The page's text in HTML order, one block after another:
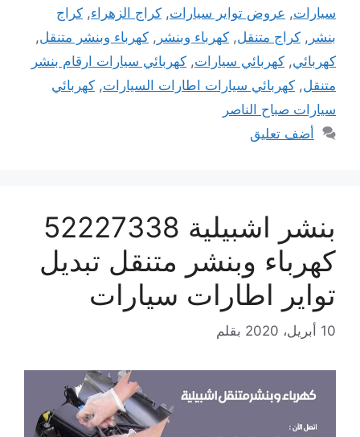
سيارات, عروض تواير سيارات, كراج الزهراء, كراج
بنشر , كراج متنقل, كهرباء وبنشر , كهرباء وبنشر متنقل,
كهربائي, كهربائي سيارات, كهربائي سيارات ارقام بنشر
متنقل, كهربائي سيارات اطارات السيارات, كهربائي
سيارات صباح الناصر
أضف تعليق
بنشر اشبيلية 52227338
كهرباء وبنشر متنقل تبديل
تواير اطارات سيارات
10 أبريل، 2020 بقلم